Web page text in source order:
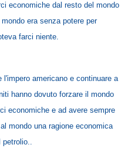
economiche dal resto del mondo
era senza potere per
farci niente.
l'impero americano e continuare a
hanno dovuto forzare il mondo
economiche e ad avere sempre
mondo una ragione economica